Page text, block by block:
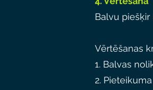
Balvu
Vērtēšanas
1. Balvas
2.